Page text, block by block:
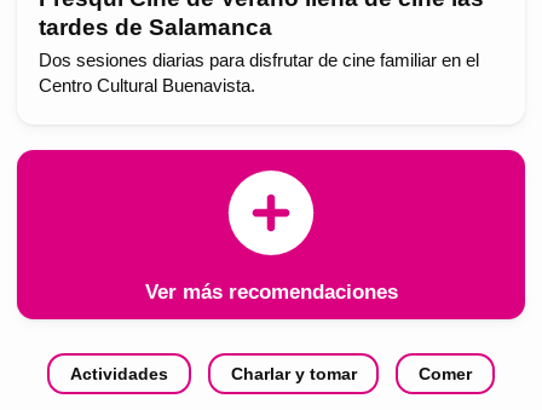
tardes de Salamanca
Dos sesiones diarias para disfrutar de cine familiar en el
Centro Cultural Buenavista.
Ver más recomendaciones
Actividades Charlar y tomar Comer